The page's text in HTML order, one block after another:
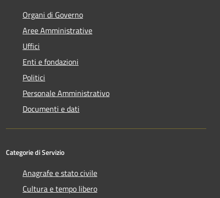
Organi di Governo
Aree Amministrative
Uffici
Enti e fondazioni
Politici
Personale Amministrativo
Documenti e dati
Categorie di Servizio
Anagrafe e stato civile
Cultura e tempo libero